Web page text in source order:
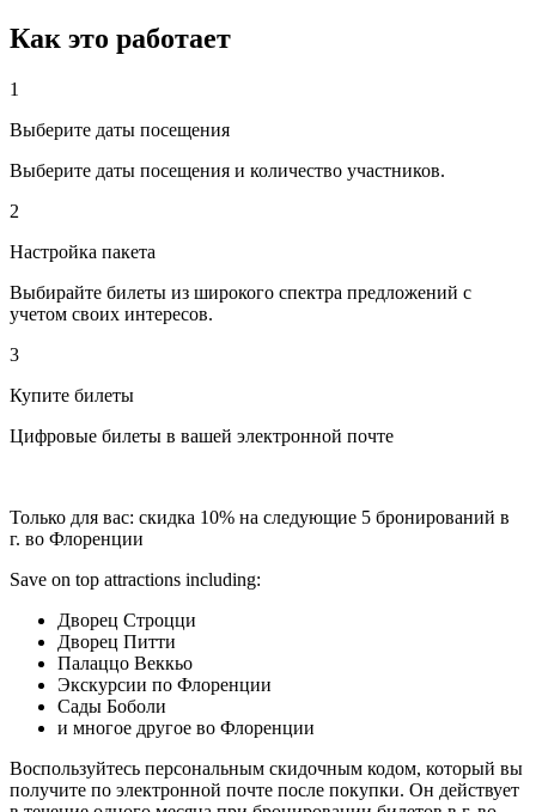
Как это работает
1
Выберите даты посещения
Выберите даты посещения и количество участников.
2
Настройка пакета
Выбирайте билеты из широкого спектра предложений с
учетом своих интересов.
3
Купите билеты
Цифровые билеты в вашей электронной почте
Только для вас: скидка 10% на следующие 5 бронирований в
г. во Флоренции
Save on top attractions including:
Дворец Строцци
Дворец Питти
Палаццо Веккьо
Экскурсии по Флоренции
Сады Боболи
и многое другое во Флоренции
Воспользуйтесь персональным скидочным кодом, который вы
получите по электронной почте после покупки. Он действует